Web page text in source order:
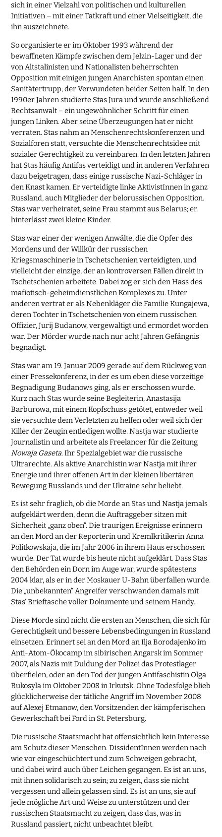
sich in einer Vielzahl von politischen und kulturellen
Initiativen – mit einer Tatkraft und einer Vielseitigkeit, die
ihn auszeichnete.
So organisierte er im Oktober 1993 während der
bewaffneten Kämpfe zwischen dem Jelzin-Lager und der
von Altstalinisten und Nationalisten beherrschten
Opposition mit einigen jungen Anarchisten spontan einen
Sanitätertrupp, der Verwundeten beider Seiten half. In den
1990er Jahren studierte Stas Jura und wurde anschließend
Rechtsanwalt – ein ungewöhnlicher Schritt für einen
jungen Linken. Aber seine Überzeugungen hat er nicht
verraten. Stas nahm an Menschenrechtskonferenzen und
Sozialforen statt, versuchte die Menschenrechtsidee mit
sozialer Gerechtigkeit zu vereinbaren. In den letzten Jahren
hat Stas häufig Antifas verteidigt und in anderen Verfahren
dazu beigetragen, dass einige russische Nazi-Schläger in
den Knast kamen. Er verteidigte linke AktivistInnen in ganz
Russland, auch Mitglieder der belorussischen Opposition.
Stas war verheiratet, seine Frau stammt aus Belarus; er
hinterlässt zwei kleine Kinder.
Stas war einer der wenigen Anwälte, die die Opfer des
Mordens und der Willkür der russischen
Kriegsmaschinerie in Tschetschenien verteidigten, und
vielleicht der einzige, der an kontroversen Fällen direkt in
Tschetschenien arbeitete. Dabei zog er sich den Hass des
mafiotisch-geheimdienstlichen Komplexes zu. Unter
anderen vertrat er als Nebenkläger die Familie Kungajewa,
deren Tochter in Tschetschenien von einem russischen
Offizier, Jurij Budanow, vergewaltigt und ermordet worden
war. Der Mörder wurde nach nur acht Jahren Gefängnis
begnadigt.
Stas war am 19. Januar 2009 gerade auf dem Rückweg von
einer Pressekonferenz, in der es um eben diese vorzeitige
Begnadigung Budanows ging, als er erschossen wurde.
Kurz nach Stas wurde seine Begleiterin, Anastasija
Barburowa, mit einem Kopfschuss getötet, entweder weil
sie versuchte dem Verletzten zu helfen oder weil sich der
Killer der Zeugin entledigen wollte. Nastja war studierte
Journalistin und arbeitete als Freelancer für die Zeitung
Nowaja Gaseta. Ihr Spezialgebiet war die russische
Ultrarechte. Als aktive Anarchistin war Nastja mit ihrer
Energie und ihrer offenen Art in der kleinen libertären
Bewegung Russlands und der Ukraine sehr beliebt.
Es ist sehr fraglich, ob die Morde an Stas und Nastja jemals
aufgeklärt werden, denn die Auftraggeber sitzen mit
Sicherheit „ganz oben“. Die traurigen Ereignisse erinnern
an den Mord an der Reporterin und Kremlkritikerin Anna
Politkowskaja, die im Jahr 2006 in ihrem Haus erschossen
wurde. Der Tat wurde bis heute nicht aufgeklärt. Dass Stas
den Behörden ein Dorn im Auge war, wurde spätestens
2004 klar, als er in der Moskauer U-Bahn überfallen wurde.
Die „unbekannten“ Angreifer verschwanden damals mit
Stas‘ Brieftasche voller Dokumente und seinem Handy.
Diese Morde sind nicht die ersten an Menschen, die sich für
Gerechtigkeit und bessere Lebensbedingungen in Russland
einsetzen. Erinnert sei an den Mord an Ilja Borodajenko im
Anti-Atom-Ökocamp im sibirischen Angarsk im Sommer
2007, als Nazis mit Duldung der Polizei das Protestlager
überfielen, oder an den Tod der jungen Antifaschistin Olga
Rukosyla im Oktober 2008 in Irkutsk. Ohne Todesfolge blieb
glücklicherweise der tätliche Angriff im November 2008
auf Alexej Etmanow, den Vorsitzenden der kämpferischen
Gewerkschaft bei Ford in St. Petersburg.
Die russische Staatsmacht hat offensichtlich kein Interesse
am Schutz dieser Menschen. DissidentInnen werden nach
wie vor eingeschüchtert und zum Schweigen gebracht,
und dabei wird auch über Leichen gegangen. Es ist an uns,
mit ihnen solidarisch zu sein; zu zeigen, dass sie nicht
vergessen und allein gelassen sind. Es ist an uns, sie auf
jede mögliche Art und Weise zu unterstützen und der
russischen Staatsmacht zu zeigen, dass das, was in
Russland passiert, nicht unbeachtet bleibt.